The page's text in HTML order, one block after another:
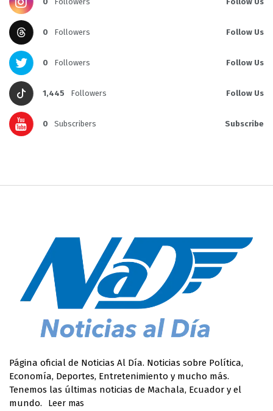
0 Followers Follow Us
0 Followers Follow Us
1,445 Followers Follow Us
0 Subscribers Subscribe
Página oficial de Noticias Al Día. Noticias sobre Política,
Economía, Deportes, Entretenimiento y mucho más.
Tenemos las últimas noticias de Machala, Ecuador y el
mundo.
Leer mas